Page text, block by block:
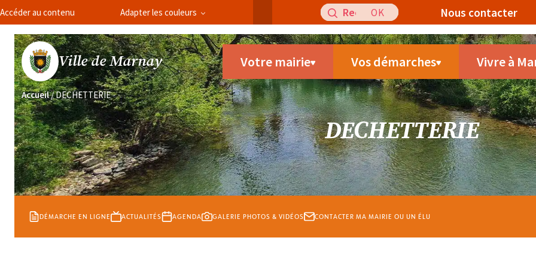
Accéder au contenu Adapter les couleurs
Recherche
pour
:
Nous contacter
Ville de Marnay Votre mairie Vos démarches Vivre à
Accueil/DECHETTERIE
DECHETTERIE
DÉMARCHE EN LIGNE ACTUALITÉS AGENDA GALERIE PHOTOS & VIDÉOS CONTACTER MA MAIRIE OU UN ÉLU
Panneau de gestion des cookies